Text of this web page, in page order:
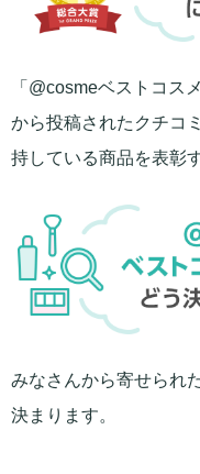
「@cosmeベストコス
から投稿されたクチコ
持している商品を表彰
みなさんから寄せられ
決まります。